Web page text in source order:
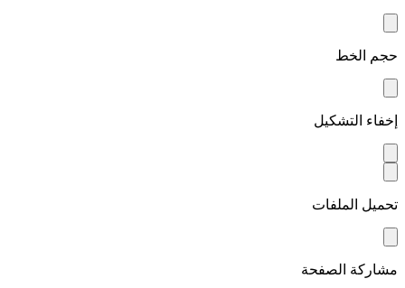
حجم الخط
إخفاء التشكيل
تحميل الملفات
مشاركة الصفحة